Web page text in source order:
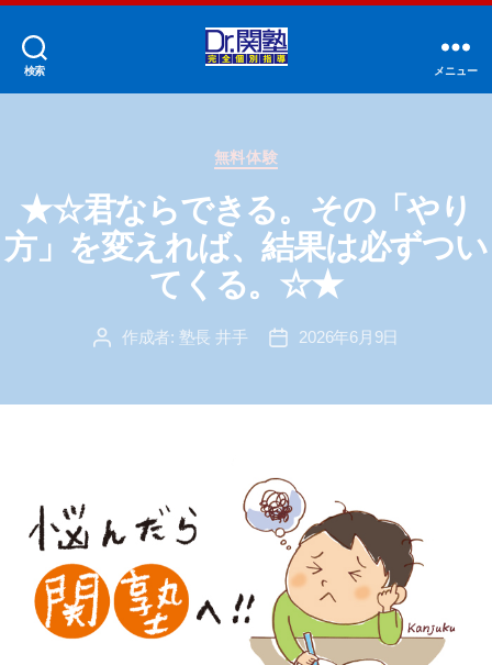
検索
中
橋
メニュー
カ
テ
ゴ
リ
無料体験
★☆君ならできる。その「やり
方」を変えれば、結果は必ずつい
てくる。☆★
投 作成者: 塾長 井手
投
2026年6月9日